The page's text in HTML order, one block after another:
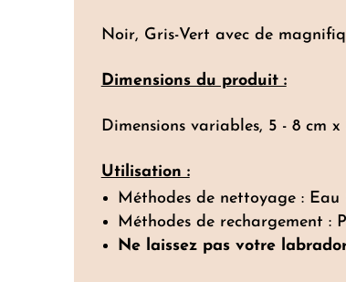
Noir, Gris-Vert avec de
Dimensions du produit :
Dimensions variables, 5 - 8 cm x
Utilisation :
Méthodes de nettoyage : Eau
Méthodes de rechargement :
Ne laissez pas votre